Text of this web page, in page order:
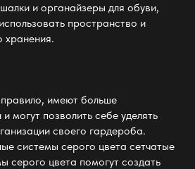
и органайзеры для обуви,
пространство и
хранения.
имеют больше
могут позволить себе уделять
своего гардероба.
системы серого цвета сетчатые
серого цвета помогут создать